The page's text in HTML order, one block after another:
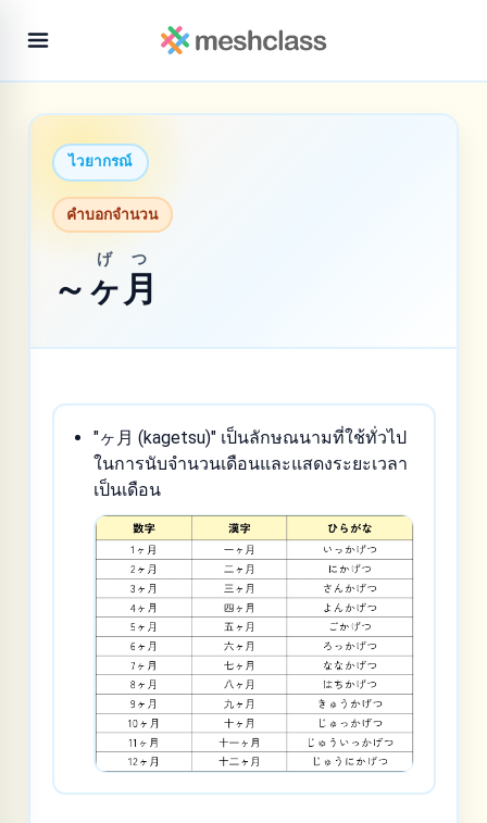
ไวยากรณ์
คำบอกจำนวน
～ ヶ月
げつ
"ヶ月 (kagetsu)" เป็นลักษณนามที่ใช้ทั่วไป
ในการนับจำนวนเดือนและแสดงระยะเวลา
เป็นเดือน